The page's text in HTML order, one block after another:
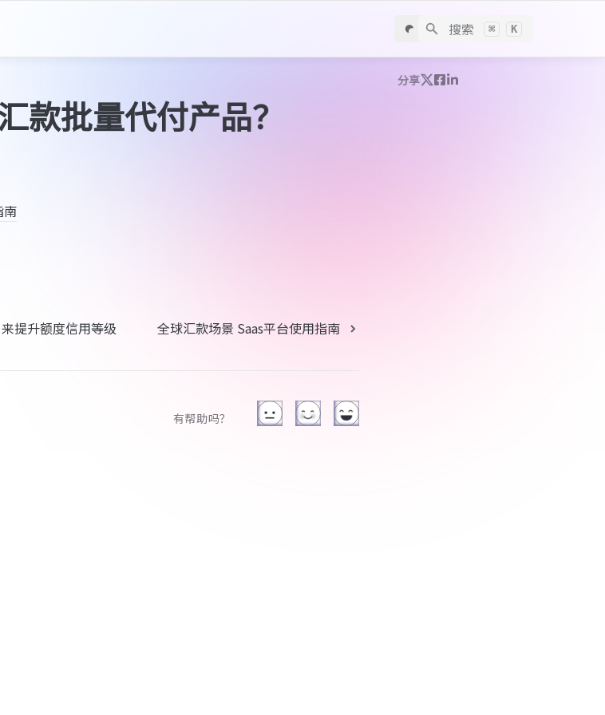
搜索 ⌘ K
款批量代付产品？
南
提升额度信用等级 全球汇款场景 Saas平台使用指南
有帮助吗？
分享